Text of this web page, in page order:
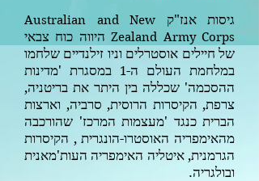
גיסות אנז"ק Australian and New
Zealand Army Corpsהיווה כוח צבאי
של חיילים אוסטרלים וניו זילנדיים שלחמו
במלחמת העולם ה-1
במסגרת 'מדינות
ההסכמה' שכללה בין היתר את בריטניה,
צרפת, הקיסרות הרוסית, סרביה, וארצות
הברית כנגד 'מעצמות המרכז' שהורכבה
מהאימפריה האוסטרו-הונגרית , הקיסרות
הגרמנית, איטליה האימפריה העות'מאנית
ובולגריה.